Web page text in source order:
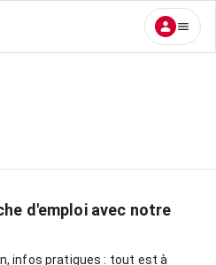
d'emploi avec notre
infos pratiques : tout est à